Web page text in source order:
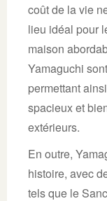
coût de la vie
lieu idéal pour
maison
Yamaguchi
permettant
spacieux et
extérieurs.
En outre,
histoire, avec
tels que le